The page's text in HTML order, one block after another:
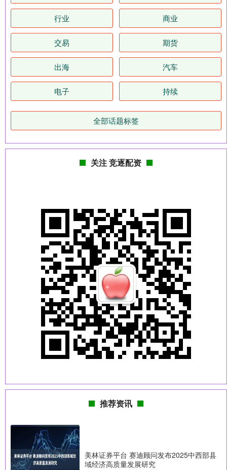
行业 商业
交易 期货
出海 汽车
电子 持续
全部话题标签
关注 竞逐配资
推荐资讯
美林证券平台 赛迪顾问发布2025中西部县
域经济高质量发展研究